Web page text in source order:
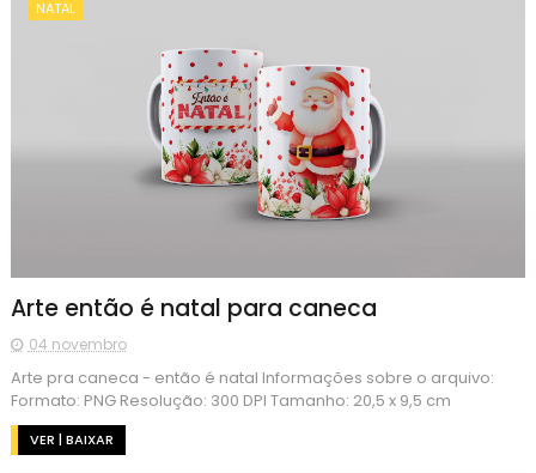
NATAL
Arte então é natal para caneca
04 novembro
Arte pra caneca - então é natal Informações sobre o arquivo:
Formato: PNG Resolução: 300 DPI Tamanho: 20,5 x 9,5 cm
VER | BAIXAR